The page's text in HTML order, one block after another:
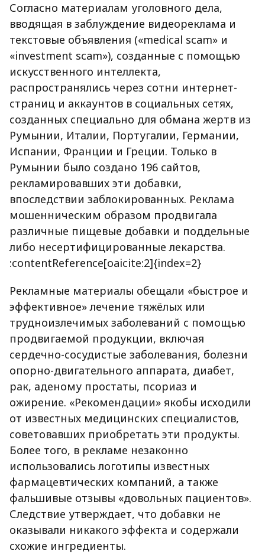
Согласно материалам уголовного дела,
вводящая в заблуждение видеореклама и
текстовые объявления («medical scam» и
«investment scam»), созданные с помощью
искусственного интеллекта,
распространялись через сотни интернет-
страниц и аккаунтов в социальных сетях,
созданных специально для обмана жертв из
Румынии, Италии, Португалии, Германии,
Испании, Франции и Греции. Только в
Румынии было создано 196 сайтов,
рекламировавших эти добавки,
впоследствии заблокированных. Реклама
мошенническим образом продвигала
различные пищевые добавки и поддельные
либо несертифицированные лекарства.
:contentReference[oaicite:2]{index=2}
Рекламные материалы обещали «быстрое и
эффективное» лечение тяжёлых или
трудноизлечимых заболеваний с помощью
продвигаемой продукции, включая
сердечно-сосудистые заболевания, болезни
опорно-двигательного аппарата, диабет,
рак, аденому простаты, псориаз и
ожирение. «Рекомендации» якобы исходили
от известных медицинских специалистов,
советовавших приобретать эти продукты.
Более того, в рекламе незаконно
использовались логотипы известных
фармацевтических компаний, а также
фальшивые отзывы «довольных пациентов».
Следствие утверждает, что добавки не
оказывали никакого эффекта и содержали
схожие ингредиенты.